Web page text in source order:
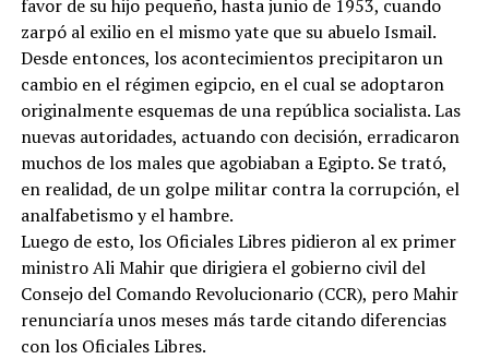
favor de su hijo pequeño, hasta junio de 1953, cuando
zarpó al exilio en el mismo yate que su abuelo Ismail.
Desde entonces, los acontecimientos precipitaron un
cambio en el régimen egipcio, en el cual se adoptaron
originalmente esquemas de una república socialista. Las
nuevas autoridades, actuando con decisión, erradicaron
muchos de los males que agobiaban a Egipto. Se trató,
en realidad, de un golpe militar contra la corrupción, el
analfabetismo y el hambre.
Luego de esto, los Oficiales Libres pidieron al ex primer
ministro Ali Mahir que dirigiera el gobierno civil del
Consejo del Comando Revolucionario (CCR), pero Mahir
renunciaría unos meses más tarde citando diferencias
con los Oficiales Libres.